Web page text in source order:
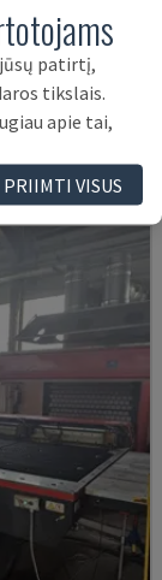
14.000 €
jūsų patirtį,
tikslais.
apie tai,
PRIIMTI VISUS